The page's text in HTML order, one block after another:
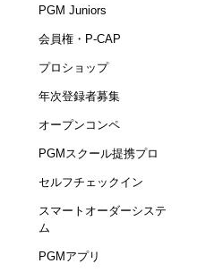
PGM Juniors
会員権・P-CAP
プロショップ
年次登録者募集
オープンコンペ
PGMスクール提携プロ
セルフチェックイン
スマートオーダーシステ
ム
PGMアプリ